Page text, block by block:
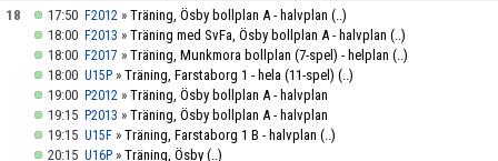
18
17:50 F2012 » Träning, Ösby bollplan A - halvplan (..)
18:00 F2013 » Träning med SvFa, Ösby bollplan A - halvplan (..)
18:00 F2017 » Träning, Munkmora bollplan (7-spel) - helplan (..)
18:00 U15P » Träning, Farstaborg 1 - hela (11-spel) (..)
19:00 P2012 » Träning, Ösby bollplan A - halvplan
19:15 P2013 » Träning, Ösby bollplan A - halvplan
19:15 U15F » Träning, Farstaborg 1 B - halvplan (..)
20:15 U16P » Träning, Ösby (..)